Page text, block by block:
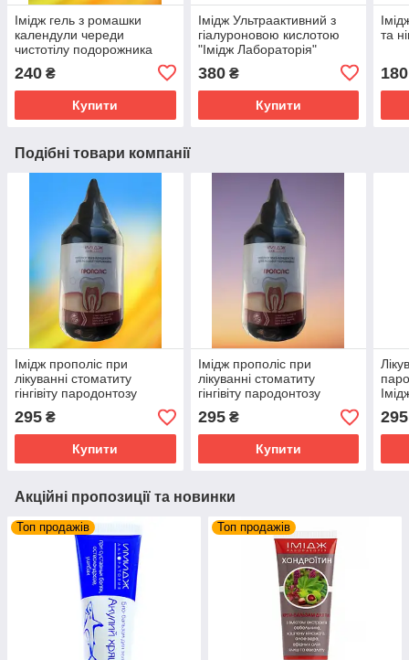
Імідж гель з ромашки
календули череди
чистотілу подорожника
240 ₴
Купити
Імідж Ультраактивний з
гіалуроновою кислотою
"Імідж Лабораторія"
380₴
Купити
та
180
Подібні товари компанії
Імідж прополіс при
лікуванні стоматиту
гінгівіту пародонтозу
Вміст: 200мл.
295 ₴
Купити
Імідж прополіс при
лікуванні стоматиту
гінгівіту пародонтозу
Об'єм: 200 мл.
295₴
Купити
295
Акційні пропозиції та новинки
Топ продажів Топ продажів